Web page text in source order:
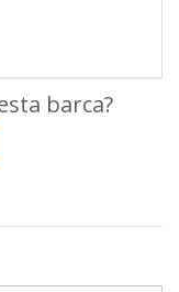
barca?